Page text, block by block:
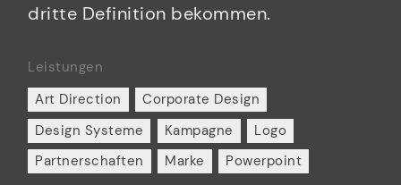
dritte Definition bekommen.
Leistungen
Art Direction
Corporate Design
Design Systeme
Kampagne
Logo
Partnerschaften
Marke Powerpoint